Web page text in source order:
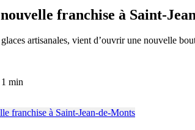
franchise à Saint-
artisanales, vient d’ouvrir une nouvelle
1 min